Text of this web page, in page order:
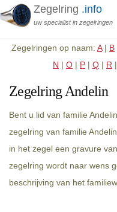
Zegelring .info
uw specialist in zegelringen
Zegelringen op naam: A| B
N | O | P | Q | R |
Zegelring Andelin
Bent u lid van familie
zegelring van familie
in het zegel een gravure
zegelring wordt naar wens
beschrijving van het